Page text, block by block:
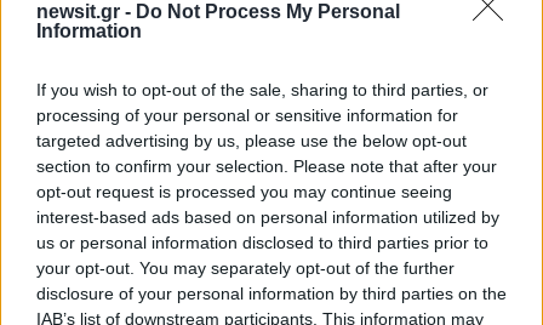
newsit.gr - Do Not Process My Personal
Information
If you wish to opt-out of the sale, sharing to third parties, or
processing of your personal or sensitive information for
targeted advertising by us, please use the below opt-out
section to confirm your selection. Please note that after your
opt-out request is processed you may continue seeing
interest-based ads based on personal information utilized by
us or personal information disclosed to third parties prior to
your opt-out. You may separately opt-out of the further
disclosure of your personal information by third parties on the
IAB’s list of downstream participants. This information may